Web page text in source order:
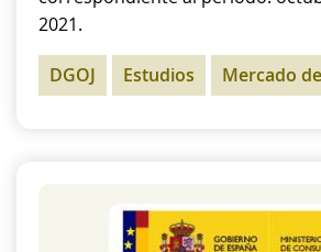
2021.
DGOJ Estudios Mercado